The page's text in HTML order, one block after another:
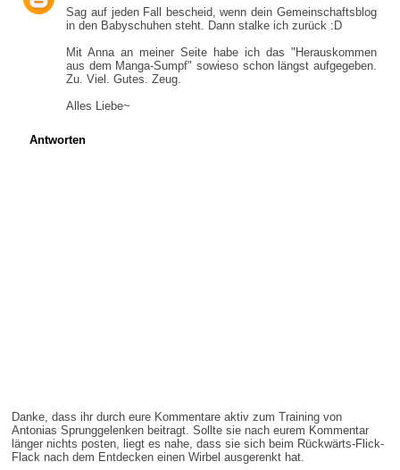
Sag auf jeden Fall bescheid, wenn dein Gemeinschaftsblog
in den Babyschuhen steht. Dann stalke ich zurück :D
Mit Anna an meiner Seite habe ich das "Herauskommen
aus dem Manga-Sumpf" sowieso schon längst aufgegeben.
Zu. Viel. Gutes. Zeug.
Alles Liebe~
Antworten
Danke, dass ihr durch eure Kommentare aktiv zum Training von
Antonias Sprunggelenken beitragt. Sollte sie nach eurem Kommentar
länger nichts posten, liegt es nahe, dass sie sich beim Rückwärts-Flick-
Flack nach dem Entdecken einen Wirbel ausgerenkt hat.